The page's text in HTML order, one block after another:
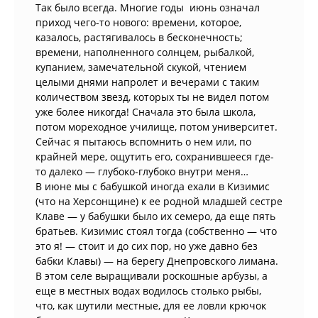
Так было всегда. Многие годы июнь означал
приход чего-то нового: времени, которое,
казалось, растягивалось в бесконечность;
времени, наполненного солнцем, рыбалкой,
купанием, замечательной скукой, чтением
целыми днями напролет и вечерами с таким
количеством звезд, которых ты не видел потом
уже более никогда! Сначала это была школа,
потом мореходное училище, потом университет.
Сейчас я пытаюсь вспомнить о нем или, по
крайней мере, ощутить его, сохранившееся где-
то далеко — глубоко-глубоко внутри меня…
В июне мы с бабушкой иногда ехали в Кизимис
(что на Херсонщине) к ее родной младшей сестре
Клаве — у бабушки было их семеро, да еще пять
братьев. Кизимис стоял тогда (собственно — что
это я! — стоит и до сих пор, но уже давно без
бабки Клавы) — на берегу Днепровского лимана.
В этом селе выращивали роскошные арбузы, а
еще в местных водах водилось столько рыбы,
что, как шутили местные, для ее ловли крючок